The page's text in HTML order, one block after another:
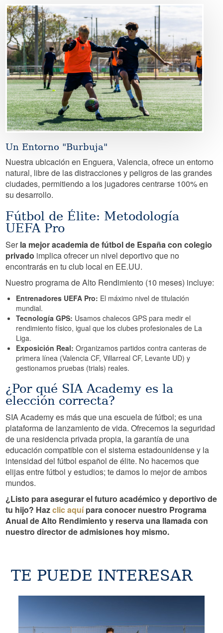
Image
Un Entorno "Burbuja"
Nuestra ubicación en Enguera, Valencia, ofrece un entorno
natural, libre de las distracciones y peligros de las grandes
ciudades, permitiendo a los jugadores centrarse 100% en
su desarrollo.
Fútbol de Élite: Metodología
UEFA Pro
Serla mejor academia de fútbol de España con colegio
privado implica ofrecer un nivel deportivo que no
encontrarás en tu club local en EE.UU.
Nuestro programa de Alto Rendimiento (10 meses) incluye:
Entrenadores UEFA Pro: El máximo nivel de titulación
mundial.
Tecnología GPS: Usamos chalecos GPS para medir el
rendimiento físico, igual que los clubes profesionales de La
Liga.
Exposición Real: Organizamos partidos contra canteras de
primera línea (Valencia CF, Villarreal CF, Levante UD) y
gestionamos pruebas (trials) reales.
¿Por qué SIA Academy es la
elección correcta?
SIA Academy es más que una escuela de fútbol; es una
plataforma de lanzamiento de vida. Ofrecemos la seguridad
de una residencia privada propia, la garantía de una
educación compatible con el sistema estadounidense y la
intensidad del fútbol español de élite. No hacemos que
elijas entre fútbol y estudios; te damos lo mejor de ambos
mundos.
¿Listo para asegurar el futuro académico y deportivo de
tu hijo? Hazclic aquípara conocer nuestro Programa
Anual de Alto Rendimiento y reserva una llamada con
nuestro director de admisiones hoy mismo.
TE PUEDE INTERESAR